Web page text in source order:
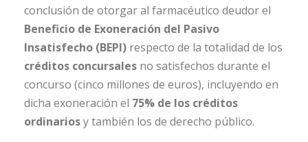
conclusión de otorgar al farmacéutico deudor el
Beneficio de Exoneración del Pasivo
Insatisfecho (BEPI) respecto de la totalidad de los
créditos concursales no satisfechos durante el
concurso (cinco millones de euros), incluyendo en
dicha exoneración el 75% de los créditos
ordinariosy también los de derecho público.